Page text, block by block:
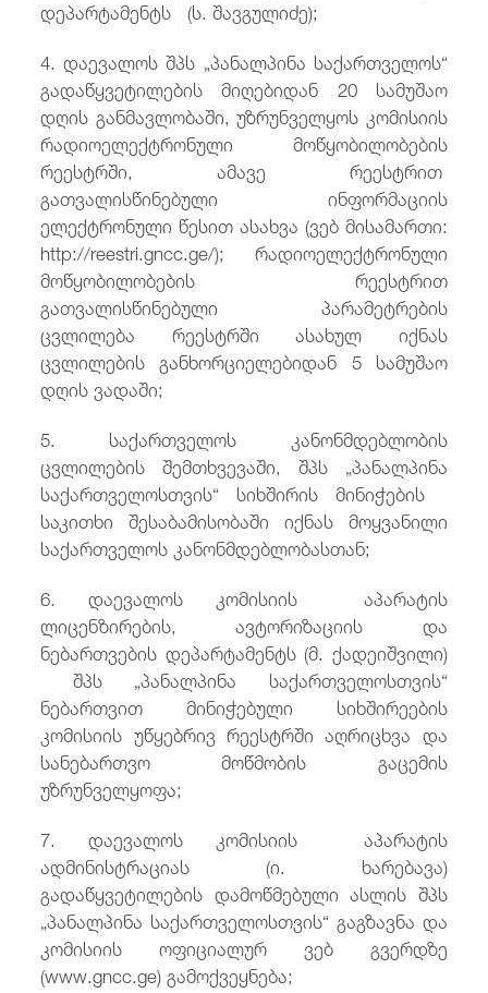
დეპარტამენტს (ს. შავგულიძე);
4. დაევალოს შპს „პანალპინა საქართველოს“
გადაწყვეტილების მიღებიდან 20 სამუშაო
დღის განმავლობაში, უზრუნველყოს კომისიის
რადიოელექტრონული მოწყობილობების
რეესტრში, ამავე რეესტრით
გათვალისწინებული ინფორმაციის
ელექტრონული წესით ასახვა (ვებ მისამართი:
http://reestri.gncc.ge/); რადიოელექტრონული
მოწყობილობების რეესტრით
გათვალისწინებული პარამეტრების
ცვლილება რეესტრში ასახულ იქნას
ცვლილების განხორციელებიდან 5 სამუშაო
დღის ვადაში;
5. საქართველოს კანონმდებლობის
ცვლილების შემთხვევაში, შპს „პანალპინა
საქართველოსთვის“ სიხშირის მინიჭების
საკითხი შესაბამისობაში იქნას მოყვანილი
საქართველოს კანონმდებლობასთან;
6. დაევალოს კომისიის აპარატის
ლიცენზირების, ავტორიზაციის და
ნებართვების დეპარტამენტს (მ. ქადეიშვილი)
შპს „პანალპინა საქართველოსთვის“
ნებართვით მინიჭებული სიხშირეების
კომისიის უწყებრივ რეესტრში აღრიცხვა და
სანებართვო მოწმობის გაცემის
უზრუნველყოფა;
7. დაევალოს კომისიის აპარატის
ადმინისტრაციას (ი. ხარებავა)
გადაწყვეტილების დამოწმებული ასლის შპს
„პანალპინა საქართველოსთვის“ გაგზავნა და
კომისიის ოფიციალურ ვებ გვერდზე
(www.gncc.ge) გამოქვეყნება;